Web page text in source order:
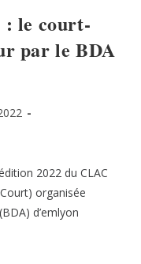
: le court-
par le BDA
2022 du CLAC
organisée
d’emlyon